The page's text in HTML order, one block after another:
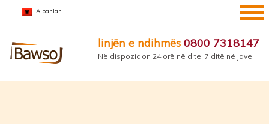
Albanian
linjën e ndihmës 0800 7318147
Në dispozicion 24 orë në ditë, 7 ditë në javë